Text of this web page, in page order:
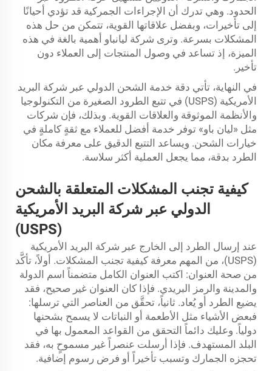
الحدود. وهي تدرك أن الإجراءات الجمركية قد تؤدي أحيانًا
إلى تأخيرات، وبفضل علاقاتها القوية، تتمكن من حل هذه
المشكلات بسرعة. وترى شركة ليانباو أهمية بالغة في هذه
الميزة، إذ تساعد في وصول المنتجات إلى العملاء دون
تأخير.
في النهاية، تأتي دقة خدمة الشحن الدولي عبر شركة البريد
الأمريكية (USPS) في تتبع الطرود الصغيرة من التكنولوجيا
والأنظمة الموثوقة والعلاقات القوية. وبذلك، فإن شركات
مثل «ليان باو» توفر خدمة أفضل للعملاء مع ثقةٍ كاملةٍ في
خيارات الشحن. ويساعد التتبع الدقيق على معرفة مكان
الطرد بدقة، مما يجعل العملية أكثر سلاسة.
كيفية تجنب المشكلات المتعلقة بالشحن
الدولي عبر شركة البريد الأمريكية
(USPS)
عند إرسال الطرد إلى الخارج عبر شركة البريد الأمريكية
(USPS)، من المهم معرفة كيفية تجنب المشكلات. أولاً، تأكَّد
من صحة العنوان: اكتب العنوان الكامل متضمناً اسم الدولة
والمدينة والرمز البريدي. فإذا كان العنوان غير صحيح، فقد
يضيع الطرد أو يُعاد. ثانياً، تحقَّق من العناصر التي ترسلها:
فبعض الأشياء مثل الأطعمة أو النباتات لا يسمح بشحنها
دولياً. وعليك دائماً التحقق من القواعد المعمول بها في
البلد المستهدف. فإذا أرسلت عنصراً غير مسموحٍ به، فقد
تحجزه الجمارك وتسبب تأخيراً أو فرض رسوم إضافية.